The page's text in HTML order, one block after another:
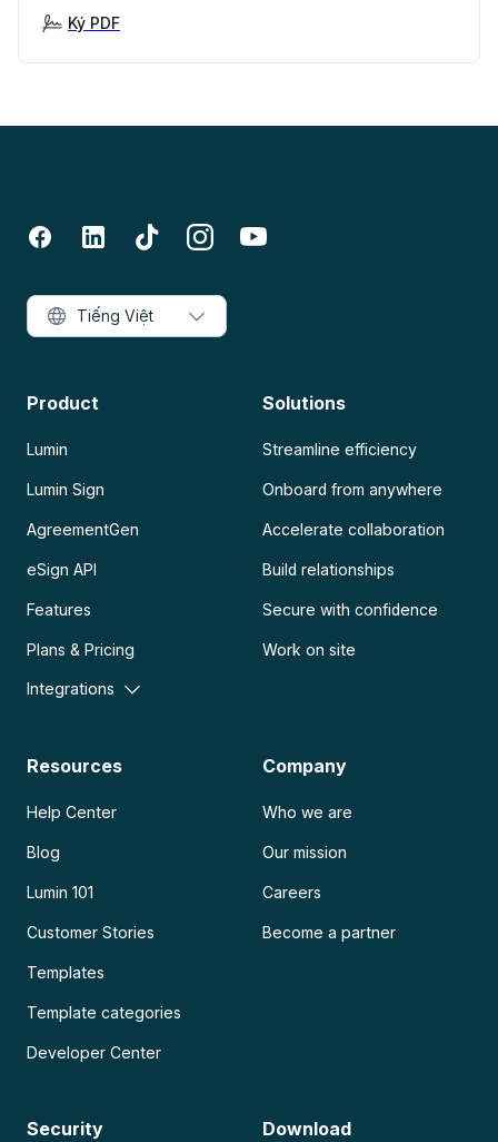
Ký PDF
Product
Lumin
Lumin Sign
AgreementGen
eSign API
Features
Plans & Pricing
Integrations
Solutions
Streamline efficiency
Onboard from anywhere
Accelerate collaboration
Build relationships
Secure with confidence
Work on site
Resources
Help Center
Blog
Lumin 101
Customer Stories
Templates
Template categories
Developer Center
Company
Who we are
Our mission
Careers
Become a partner
Security Download
Tiếng Việt